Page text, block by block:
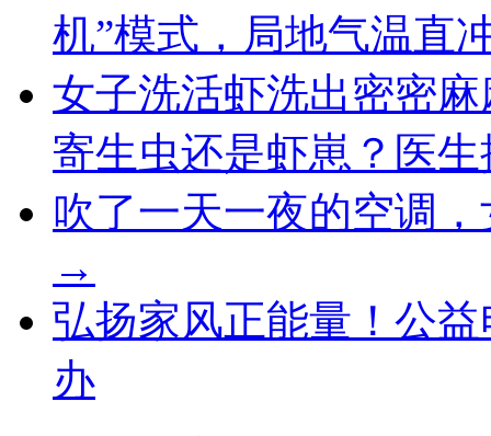
机”模式，局地气温直
女子洗活虾洗出密密
寄生虫还是虾崽？医
吹了一天一夜的空调
→
弘扬家风正能量！公
办